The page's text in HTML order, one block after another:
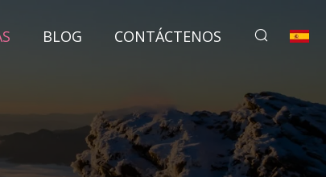
BLOG CONTÁCTENOS